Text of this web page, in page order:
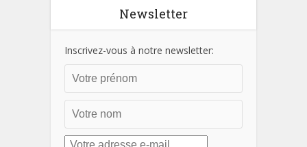
Newsletter
Inscrivez-vous à notre newsletter: